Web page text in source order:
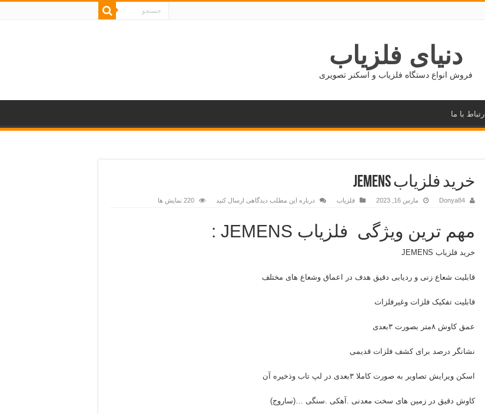
دنیای فلزیاب
فروش انواع دستگاه فلزیاب و اسکنر تصویری
ارتباط با ما
خرید فلزیاب JEMENS
Donya84 مارس 16, 2023 فلزیاب درباره این مطلب دیدگاهی ارسال کنید 220 نمایش ها
مهم ترین ویژگی فلزیاب JEMENS :
خرید فلزیاب JEMENS
قابلیت شعاع زنی و ردیابی دقیق هدف در اعماق وشعاع های مختلف
قابلیت تفکیک فلزات وغیرفلزات
عمق کاوش ۸متر بصورت ۳بعدی
نشانگر درصد برای کشف فلزات قدیمی
اسکن ویرایش تصاویر به صورت کاملا ۳بعدی در لپ تاب وذخیره آن
کاوش دقیق در زمین های سخت معدنی .آهکی .سنگی …(ساروج)